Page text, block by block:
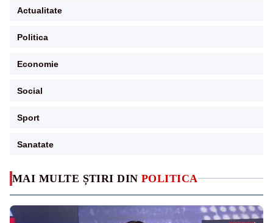
MAI MULTE ȘTIRI DIN POLITICA
Actualitate
Politica
Economie
Social
Sport
Sanatate